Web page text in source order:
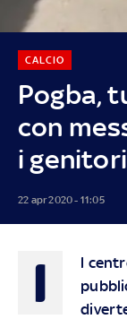
Pogba,
con
i
CALCIO
22 apr 2020 - 11:05
I
l